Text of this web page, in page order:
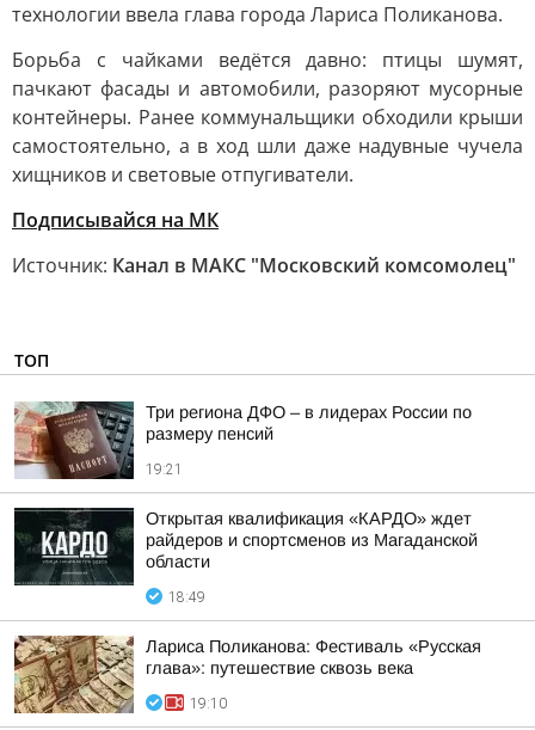
технологии ввела глава города Лариса Поликанова.
Борьба с чайками ведётся давно: птицы шумят,
пачкают фасады и автомобили, разоряют мусорные
контейнеры. Ранее коммунальщики обходили крыши
самостоятельно, а в ход шли даже надувные чучела
хищников и световые отпугиватели.
Подписывайся на МК
Источник: Канал в МАКС "Московский комсомолец"
ТОП
Три региона ДФО – в лидерах России по
размеру пенсий
19:21
Открытая квалификация «КАРДО» ждет
райдеров и спортсменов из Магаданской
области
18:49
Лариса Поликанова: Фестиваль «Русская
глава»: путешествие сквозь века
19:10